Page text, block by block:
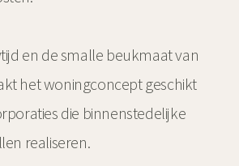
en de smalle beukmaat van
het woningconcept geschikt
die binnenstedelijke
realiseren.